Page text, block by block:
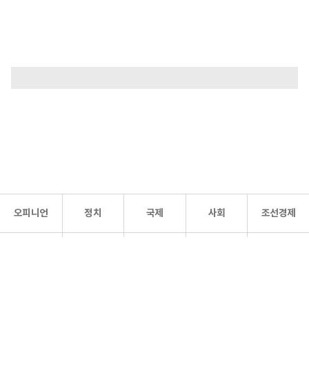
오피니언 정치 국제 사회 조선경제